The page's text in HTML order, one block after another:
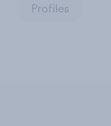
Profiles